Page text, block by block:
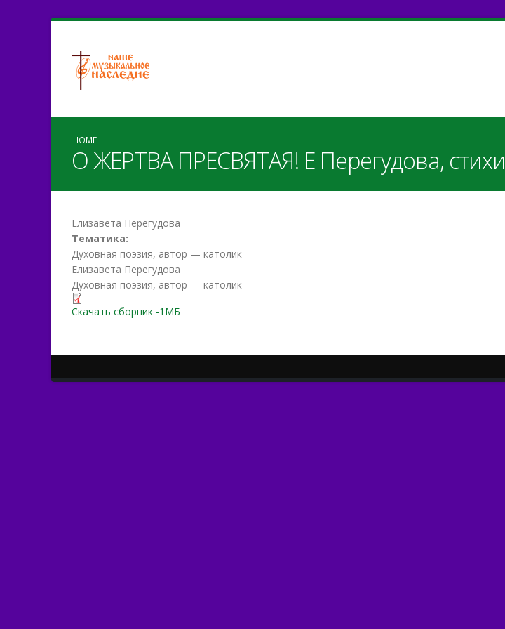
HOME
О ЖЕРТВА ПРЕСВЯТАЯ! Е Перегудова, стихи
Елизавета Перегудова
Тематика:
Духовная поэзия, автор — католик
Елизавета Перегудова
Духовная поэзия, автор — католик
Скачать сборник -1МБ